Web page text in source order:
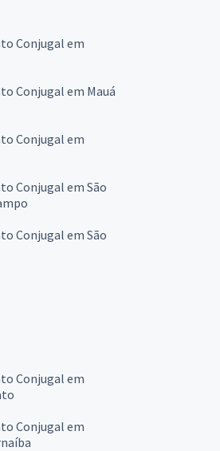
Conjugal em
Conjugal em Mauá
Conjugal em
Conjugal em São
Conjugal em São
Conjugal em
Conjugal em